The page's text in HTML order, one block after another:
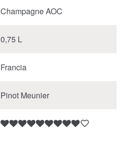
Champagne AOC
0,75 L
Francia
Pinot Meunier